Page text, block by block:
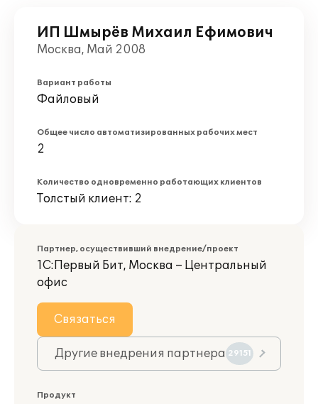
ИП Шмырёв Михаил Ефимович
Москва, Май 2008
Вариант работы
Файловый
Общее число автоматизированных рабочих мест
2
Количество одновременно работающих клиентов
Толстый клиент: 2
Партнер, осуществивший внедрение/проект
1С:Первый Бит, Москва – Центральный
офис
Связаться
Другие внедрения партнера 29151
Продукт